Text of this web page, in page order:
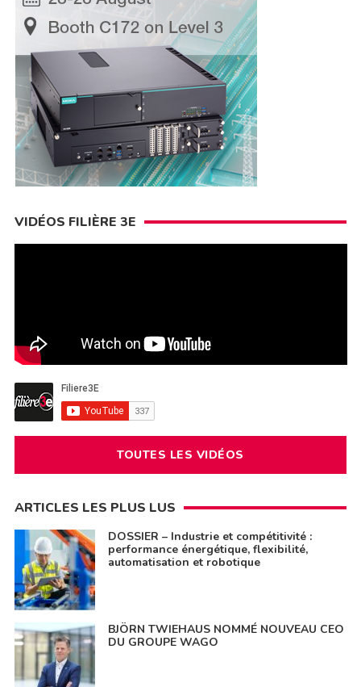
VIDÉOS FILIÈRE 3E
TOUTES LES VIDÉOS
ARTICLES LES PLUS LUS
DOSSIER – Industrie et compétitivité :
performance énergétique, flexibilité,
automatisation et robotique
BJÖRN TWIEHAUS NOMMÉ NOUVEAU CEO
DU GROUPE WAGO